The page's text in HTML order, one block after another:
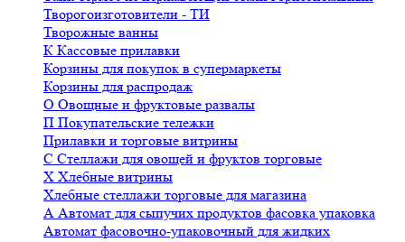
Творогоизготовители - ТИ
Творожные ванны
К Кассовые прилавки
Корзины для покупок в супермаркеты
Корзины для распродаж
О Овощные и фруктовые развалы
П Покупательские тележки
Прилавки и торговые витрины
С Стеллажи для овощей и фруктов торговые
Х Хлебные витрины
Хлебные стеллажи торговые для магазина
А Автомат для сыпучих продуктов фасовка упаковка
Автомат фасовочно-упаковочный для жидких